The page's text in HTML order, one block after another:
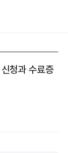
청과 수료증